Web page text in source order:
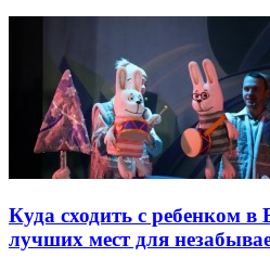
Куда сходить с ребенком в
лучших мест для